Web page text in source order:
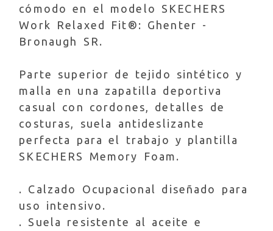
cómodo en el modelo SKECHERS
Work Relaxed Fit®: Ghenter -
Bronaugh SR.
Parte superior de tejido sintético y
malla en una zapatilla deportiva
casual con cordones, detalles de
costuras, suela antideslizante
perfecta para el trabajo y plantilla
SKECHERS Memory Foam.
. Calzado Ocupacional diseñado para
uso intensivo.
. Suela resistente al aceite e